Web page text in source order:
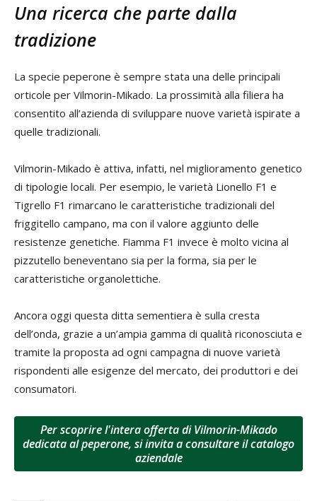
Una ricerca che parte dalla
tradizione
La specie peperone è sempre stata una delle principali
orticole per Vilmorin-Mikado. La prossimità alla filiera ha
consentito all’azienda di sviluppare nuove varietà ispirate a
quelle tradizionali.
Vilmorin-Mikado è attiva, infatti, nel miglioramento genetico
di tipologie locali. Per esempio, le varietà Lionello F1 e
Tigrello F1 rimarcano le caratteristiche tradizionali del
friggitello campano, ma con il valore aggiunto delle
resistenze genetiche. Fiamma F1 invece è molto vicina al
pizzutello beneventano sia per la forma, sia per le
caratteristiche organolettiche.
Ancora oggi questa ditta sementiera è sulla cresta
dell’onda, grazie a un’ampia gamma di qualità riconosciuta e
tramite la proposta ad ogni campagna di nuove varietà
rispondenti alle esigenze del mercato, dei produttori e dei
consumatori.
Per scoprire l'intera offerta di Vilmorin-Mikado
dedicata al peperone, si invita a consultare il catalogo
aziendale